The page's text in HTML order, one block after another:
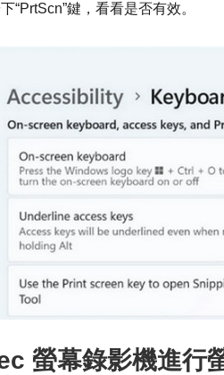
“PrtScn”鍵，看看是否有效。
螢幕錄影機進行